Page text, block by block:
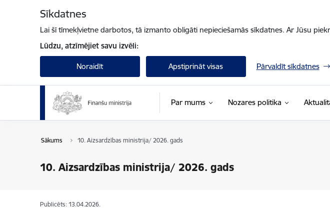
Sīkdatnes
Lai šī tīmekļvietne darbotos, tā izmanto obligāti nepieciešamās sīkdatnes. Ar Jūsu
Lūdzu, atzīmējiet savu izvēli:
Noraidīt Apstiprināt visas Pārvaldīt sīkdatnes
Par mums Nozares politika
Sākums 10. Aizsardzības ministrija/ 2026. gads
10. Aizsardzības ministrija/ 2026. gads
Publicēts: 13.04.2026.